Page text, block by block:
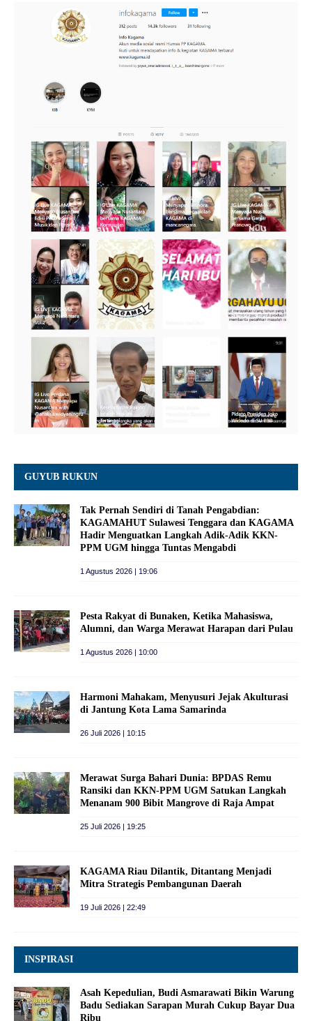
GUYUB RUKUN
Tak Pernah Sendiri di Tanah Pengabdian:
KAGAMAHUT Sulawesi Tenggara dan KAGAMA
Hadir Menguatkan Langkah Adik-Adik KKN-
PPM UGM hingga Tuntas Mengabdi
1 Agustus 2026 | 19:06
Pesta Rakyat di Bunaken, Ketika Mahasiswa,
Alumni, dan Warga Merawat Harapan dari Pulau
1 Agustus 2026 | 10:00
Harmoni Mahakam, Menyusuri Jejak Akulturasi
di Jantung Kota Lama Samarinda
26 Juli 2026 | 10:15
Merawat Surga Bahari Dunia: BPDAS Remu
Ransiki dan KKN-PPM UGM Satukan Langkah
Menanam 900 Bibit Mangrove di Raja Ampat
25 Juli 2026 | 19:25
KAGAMA Riau Dilantik, Ditantang Menjadi
Mitra Strategis Pembangunan Daerah
19 Juli 2026 | 22:49
INSPIRASI
Asah Kepedulian, Budi Asmarawati Bikin Warung
Badu Sediakan Sarapan Murah Cukup Bayar Dua
Ribu